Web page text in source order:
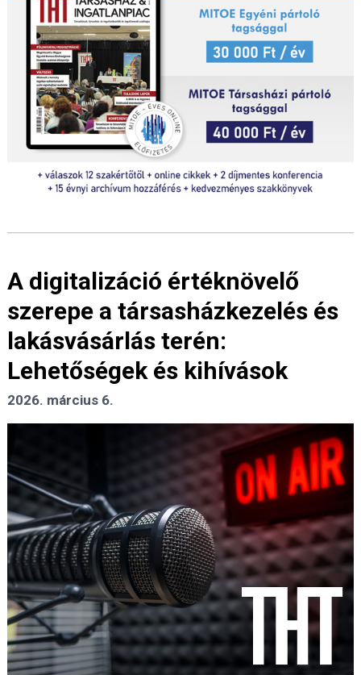
A digitalizáció értéknövelő
szerepe a társasházkezelés és
lakásvásárlás terén:
Lehetőségek és kihívások
2026. március 6.